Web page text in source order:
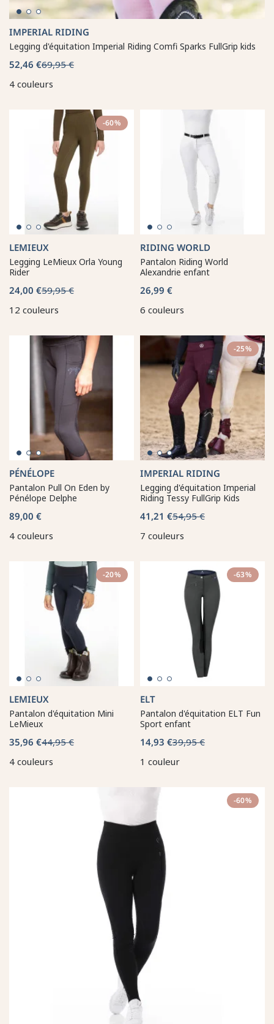
IMPERIAL RIDING
Legging d'équitation Imperial Riding Comfi Sparks FullGrip kids
52,46 €69,95 €
4 couleurs
-60%
LEMIEUX
Legging LeMieux Orla Young
Rider
24,00 €59,95 €
12 couleurs
RIDING WORLD
Pantalon Riding World
Alexandrie enfant
26,99 €
6 couleurs
PÉNÉLOPE
Pantalon Pull On Eden by
Pénélope Delphe
89,00 €
4 couleurs
-25%
IMPERIAL RIDING
Legging d'équitation Imperial
Riding Tessy FullGrip Kids
41,21 €54,95 €
7 couleurs
-20%
LEMIEUX
Pantalon d'équitation Mini
LeMieux
35,96 €44,95 €
4 couleurs
-63%
ELT
Pantalon d'équitation ELT Fun
Sport enfant
14,93 €39,95 €
1 couleur
-60%